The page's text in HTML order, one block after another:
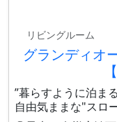
リビングルーム
グランディオ
”暮らすように泊ま
自由気ままな"スロ